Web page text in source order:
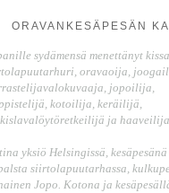
ORAVANKESÄPESÄN
sydämensä menettänyt
oravaoija,
jopoilija,
kotoilija, keräilijä,
ja
yksiö Helsingissä, kesäpesänä
siirtolapuutarhassa,
Jopo. Kotona ja